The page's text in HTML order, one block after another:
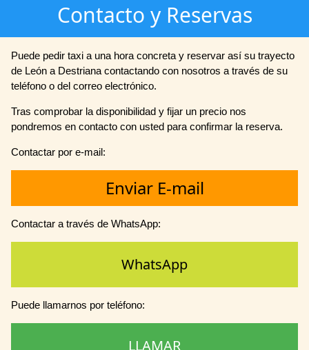
Contacto y Reservas
Puede pedir taxi a una hora concreta y reservar así su trayecto
de León a Destriana contactando con nosotros a través de su
teléfono o del correo electrónico.
Tras comprobar la disponibilidad y fijar un precio nos
pondremos en contacto con usted para confirmar la reserva.
Contactar por e-mail:
Enviar E-mail
Contactar a través de WhatsApp:
WhatsApp
Puede llamarnos por teléfono:
LLAMAR